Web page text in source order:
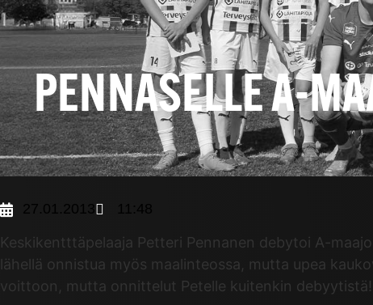
PENNASELLE A-
27.01.2013 11:48
Keskikentttäpelaaja Petteri Pennanen debytoi A-
lähellä onnistua myös maalinteossa, mutta upea
voittoon, mutta onnittelut Petelle kuitenkin debyytistä!